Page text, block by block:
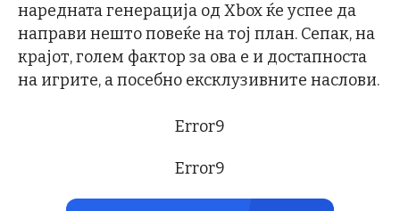
наредната генерација од Xbox ќе успее да
направи нешто повеќе на тој план. Сепак, на
крајот, голем фактор за ова е и достапноста
на игрите, а посебно ексклузивните наслови.
Error9
Error9